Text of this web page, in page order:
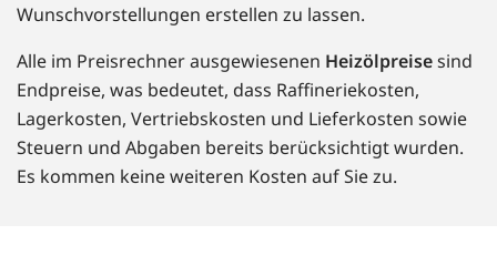
Wunschvorstellungen erstellen zu lassen.
Alle im Preisrechner ausgewiesenen Heizölpreisesind
Endpreise, was bedeutet, dass Raffineriekosten,
Lagerkosten, Vertriebskosten und Lieferkosten sowie
Steuern und Abgaben bereits berücksichtigt wurden.
Es kommen keine weiteren Kosten auf Sie zu.